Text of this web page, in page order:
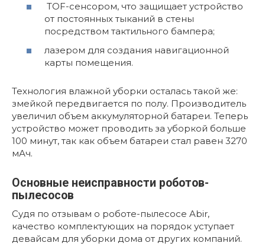
TOF-сенсором, что защищает устройство
от постоянных тыканий в стены
посредством тактильного бампера;
лазером для создания навигационной
карты помещения.
Технология влажной уборки осталась такой же:
змейкой передвигается по полу. Производитель
увеличил объем аккумуляторной батареи. Теперь
устройство может проводить за уборкой больше
100 минут, так как объем батареи стал равен 3270
мАч.
Основные неисправности роботов-
пылесосов
Судя по отзывам о роботе-пылесосе Abir,
качество комплектующих на порядок уступает
девайсам для уборки дома от других компаний.